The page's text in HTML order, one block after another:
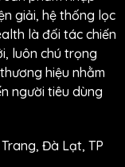
giải, hệ thống lọc
là đối tác chiến
luôn chú trọng
hiệu nhằm
người tiêu dùng
Đà Lạt, TP